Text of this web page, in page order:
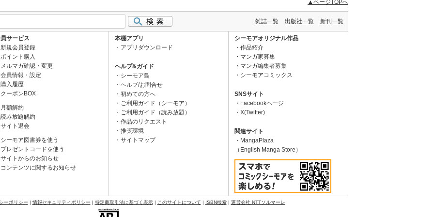
▲ページTOPへ
雑誌一覧 出版社一覧 新刊一覧
サービス
新規会員登録
ポイント購入
メルマガ確認・変更
会員情報・設定
購入履歴
クーポンBOX
月額解約
読み放題解約
サイト退会
シーモア図書券を使う
プレゼントコードを使う
サイトからのお知らせ
コンテンツに関するお知らせ
本棚アプリ
アプリダウンロード
ヘルプ&ガイド
シーモア島
ヘルプ/お問合せ
初めての方へ
ご利用ガイド（シーモア）
ご利用ガイド（読み放題）
作品のリクエスト
推奨環境
サイトマップ
シーモアオリジナル作品
作品紹介
マンガ家募集
マンガ編集者募集
シーモアコミックス
SNSサイト
Facebookページ
X(Twitter)
関連サイト
MangaPlaza
（English Manga Store）
ーポリシー | 情報セキュリティポリシー | 特定商取引法に基づく表示| このサイトについて | ISBN検索| 運営会社 NTTソルマーレ